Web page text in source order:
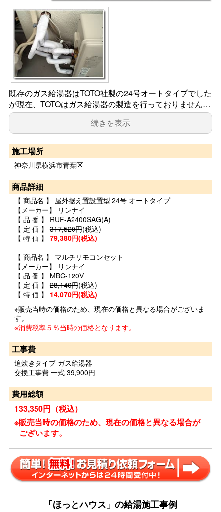
既存のガス給湯器はTOTO社製の24号オートタイプでした
が現在、TOTOはガス給湯器の製造を行っておりません…
続きを表示
施工場所
神奈川県横浜市青葉区
商品詳細
【 商品名 】 屋外据え置設置型 24号 オートタイプ
【メーカー】 リンナイ
【 品 番 】 RUF-A2400SAG(A)
【 定 価 】 317,520円(税込)
【 特 価 】 79,380円(税込)
【 商品名 】 マルチリモコンセット
【メーカー】 リンナイ
【 品 番 】 MBC-120V
【 定 価 】 28,140円(税込)
【 特 価 】 14,070円(税込)
※販売当時の価格のため、現在の価格と異なる場合がございま
す。
※消費税率５％当時の価格となります。
工事費
追炊きタイプ ガス給湯器
交換工事費 一式 39,900円
費用総額
133,350円（税込）
※販売当時の価格のため、現在の価格と異なる場合が
ございます。
「ほっとハウス」の給湯施工事例